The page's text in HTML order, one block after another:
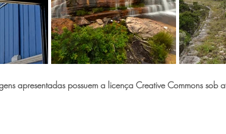
apresentadas possuem a licença Creative Commons sob